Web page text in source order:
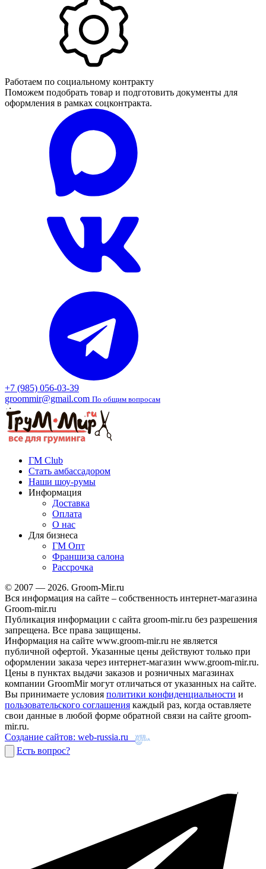
Работаем по социальному контракту
Поможем подобрать товар и подготовить документы для
оформления в рамках соцконтракта.
+7 (985) 056-03-39
groommir@gmail.com По общим вопросам
ГМ Club
Стать амбассадором
Наши шоу-румы
Информация
Доставка
Оплата
О нас
Для бизнеса
ГМ Опт
Франшиза салона
Рассрочка
© 2007 — 2026. Groom-Mir.ru
Вся информация на сайте – собственность интернет-магазина
Groom-mir.ru
Публикация информации с сайта groom-mir.ru без разрешения
запрещена. Все права защищены.
Информация на сайте www.groom-mir.ru не является
публичной офертой. Указанные цены действуют только при
оформлении заказа через интернет-магазин www.groom-mir.ru.
Цены в пунктах выдачи заказов и розничных магазинах
компании GroomMir могут отличаться от указанных на сайте.
Вы принимаете условия политики конфиденциальности и
пользовательского соглашения каждый раз, когда оставляете
свои данные в любой форме обратной связи на сайте groom-
mir.ru.
Создание сайтов: web-russia.ru
Есть вопрос?